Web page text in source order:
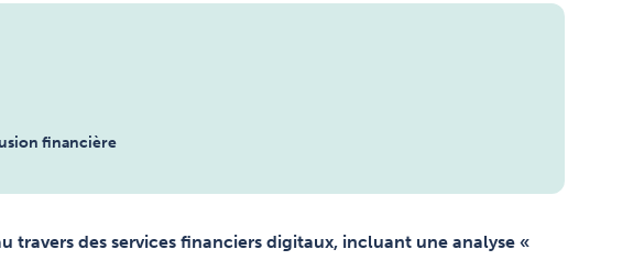
financière
travers des services financiers digitaux, incluant une analyse «